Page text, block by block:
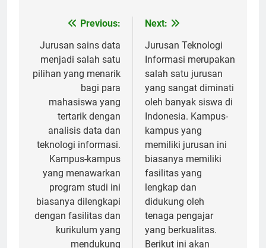
navigation
Previous:
Jurusan sains data
menjadi salah satu
pilihan yang menarik
bagi para
mahasiswa yang
tertarik dengan
analisis data dan
teknologi informasi.
Kampus-kampus
yang menawarkan
program studi ini
biasanya dilengkapi
dengan fasilitas dan
kurikulum yang
mendukung
Next:
Jurusan Teknologi
Informasi merupakan
salah satu jurusan
yang sangat diminati
oleh banyak siswa di
Indonesia. Kampus-
kampus yang
memiliki jurusan ini
biasanya memiliki
fasilitas yang
lengkap dan
didukung oleh
tenaga pengajar
yang berkualitas.
Berikut ini akan